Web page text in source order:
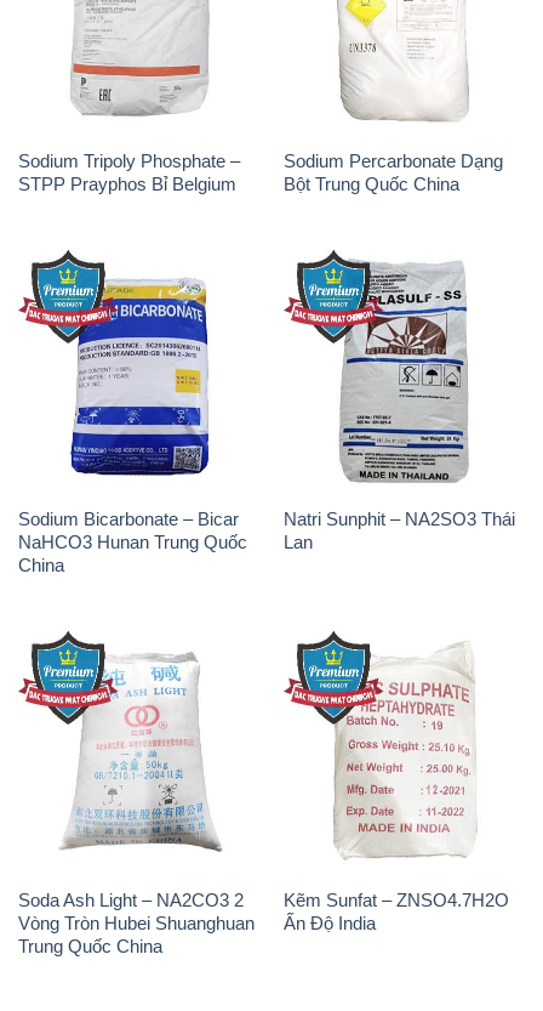
Sodium Tripoly Phosphate –
STPP Prayphos Bỉ Belgium
Sodium Percarbonate Dạng
Bột Trung Quốc China
Sodium Bicarbonate – Bicar
NaHCO3 Hunan Trung Quốc
Natri Sunphit – NA2SO3 Thái
Soda Ash Light – NA2CO3 2
Vòng Tròn Hubei Shuanghuan
Trung Quốc China
Kẽm Sunfat – ZNSO4.7H2O
Ấn Độ India